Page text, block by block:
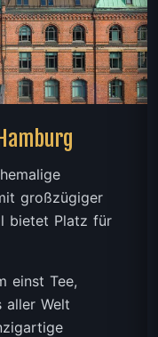
großzügiger
bietet Platz für
einst Tee,
aller Welt